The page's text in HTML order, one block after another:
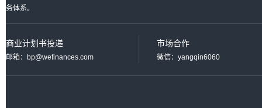
务体系。
商业计划书投递
邮箱：bp@wefinances.com
市场合作
微信：yangqin6060